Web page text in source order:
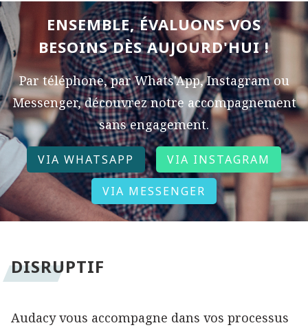
ENSEMBLE, ÉVALUONS VOS
BESOINS DÈS AUJOURD'HUI !
Par téléphone, par Whats'App, Instagram ou
Messenger, découvrez notre accompagnement
sans engagement.
VIA WHATSAPP VIA INSTAGRAM
VIA MESSENGER
DISRUPTIF
Audacy vous accompagne dans vos processus